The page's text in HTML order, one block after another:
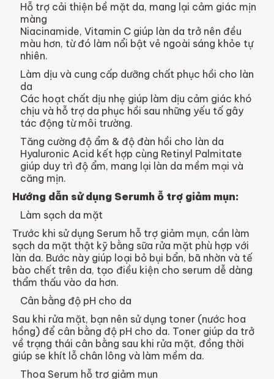
Hỗ trợ cải thiện bề mặt da, mang lại cảm giác mịn
màng
Niacinamide, Vitamin C giúp làn da trở nên đều
màu hơn, từ đó làm nổi bật vẻ ngoài sáng khỏe tự
nhiên.
Làm dịu và cung cấp dưỡng chất phục hồi cho làn
da
Các hoạt chất dịu nhẹ giúp làm dịu cảm giác khó
chịu và hỗ trợ da phục hồi sau những yếu tố gây
tác động từ môi trường.
Tăng cường độ ẩm & độ đàn hồi cho làn da
Hyaluronic Acid kết hợp cùng Retinyl Palmitate
giúp duy trì độ ẩm, mang lại làn da mềm mại và
căng mịn.
Hướng dẫn sử dụng Serumh ỗ trợ giảm mụn:
Làm sạch da mặt
Trước khi sử dụng Serum hỗ trợ giảm mụn, cần làm
sạch da mặt thật kỹ bằng sữa rửa mặt phù hợp với
làn da. Bước này giúp loại bỏ bụi bẩn, bã nhờn và tế
bào chết trên da, tạo điều kiện cho serum dễ dàng
thẩm thấu vào da hơn.
Cân bằng độ pH cho da
Sau khi rửa mặt, bạn nên sử dụng toner (nước hoa
hồng) để cân bằng độ pH cho da. Toner giúp da trở
về trạng thái cân bằng sau khi rửa mặt, đồng thời
giúp se khít lỗ chân lông và làm mềm da.
Thoa Serum hỗ trợ giảm mụn